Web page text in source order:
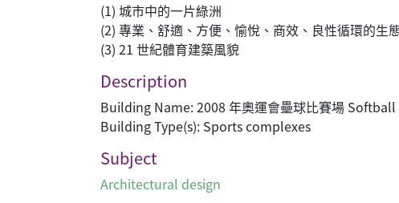
(1) 城市中的一片綠洲
(2) 專業、舒適、方便、愉悅、商效、良性循環的生
(3) 21 世紀體育建築風貌
Description
Building Name: 2008 年奧運會壘球比賽場
Building Type(s): Sports complexes
Subject
Architectural design